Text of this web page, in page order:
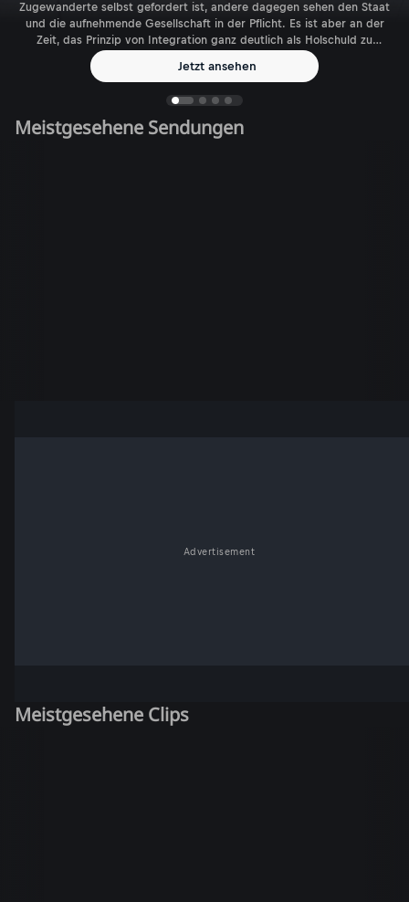
Zugewanderte selbst gefordert ist, andere dagegen sehen den Staat
und die aufnehmende Gesellschaft in der Pflicht. Es ist aber an der
Zeit, das Prinzip von Integration ganz deutlich als Holschuld zu
Jetzt ansehen
Meistgesehene Sendungen
Advertisement
Meistgesehene Clips